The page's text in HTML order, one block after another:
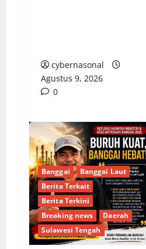
cybernasonal
Agustus 9, 2026
0
Banggai
Banggai Laut
Berita Terkait
Berita Terkini
Breaking news
Daerah
Sulawesi Tengah